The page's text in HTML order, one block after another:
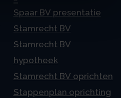
Spaar BV presentatie
Stamrecht BV
Stamrecht BV
hypotheek
Stamrecht BV oprichten
Stappenplan oprichting